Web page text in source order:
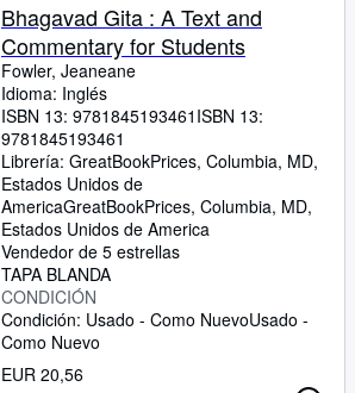
Bhagavad Gita : A Text and
Commentary for Students
Fowler, Jeaneane
Idioma: Inglés
ISBN 13: 9781845193461 ISBN 13:
9781845193461
Librería: GreatBookPrices, Columbia, MD,
Estados Unidos de
AmericaGreatBookPrices, Columbia, MD,
Estados Unidos de America
Vendedor de 5 estrellas
TAPA BLANDA
CONDICIÓN
Condición: Usado - Como NuevoUsado -
Como Nuevo
EUR 20,56